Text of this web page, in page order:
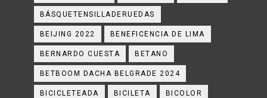
BÁSQUETENSILLADERUEDAS
BEIJING 2022 BENEFICENCIA DE LIMA
BERNARDO CUESTA BETANO
BETBOOM DACHA BELGRADE 2024
BICICLETEADA BICILETA BICOLOR